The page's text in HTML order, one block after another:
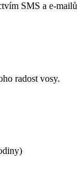
SMS a e-mailů
radost vosy.